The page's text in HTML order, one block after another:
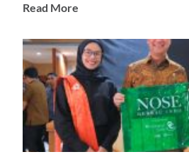
Read More